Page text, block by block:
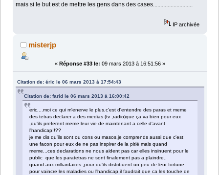
mais si le but est de mettre les gens dans des cases...........................
IP archivée
misterjp
« Réponse #33 le: 09 mars 2013 à 16:51:56 »
Citation de: éric le 06 mars 2013 à 17:54:43
Citation de: farid le 06 mars 2013 à 16:00:42
eric,...moi ce qui m'enerve le plus,c'est d'entendre des paras et meme
des tetras declarer a des medias (tv ,radio)que ça va bien pour eux
,qu'ils preferent meme leur vie de maintenant a celle d'avant
l'handicap!!??
je me dis qu'ils sont ou cons ou masos.je comprends aussi que c'est
une facon pour eux de ne pas inspirer de la pitiè mais quand
meme...ces declarations ne nous aident pas car elles insinuent pour le
public que les paratetras ne sont finalement pas a plaindre..
quand aux milliardaires ,pour qu'ils distribuent un peu de leur fortune
pour vaincre les maladies ou l'handicap,il faudrait que ca les touche de